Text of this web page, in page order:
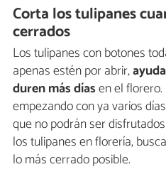
Corta los tulipanes
cerrados
Los tulipanes con botones
apenas estén por abrir,
duren más díasen el
empezando con ya varios
que no podrán ser
los tulipanes en florería,
lo más cerrado posible.